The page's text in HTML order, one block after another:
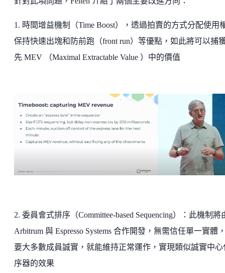
1. 時間增益機制（Time Boost），透過拍賣的方式分配使用
保持快速出塊和防前跑（front run）等優點，如此將可以捕
先 MEV （Maximal Extractable Value ）中的價值
2. 委員會式排序（Committee-based Sequencing）：此機制將
Arbitrum 與 Espresso Systems 合作開發，無需信任單一實體
要大多數成員誠實，就能維持正常運作，實現類似誠實中心
序器的效果